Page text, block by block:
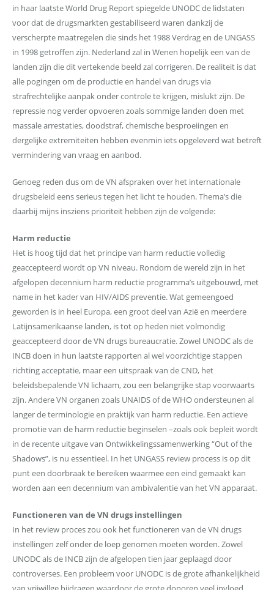
in haar laatste World Drug Report spiegelde UNODC de lidstaten
voor dat de drugsmarkten gestabiliseerd waren dankzij de
verscherpte maatregelen die sinds het 1988 Verdrag en de UNGASS
in 1998 getroffen zijn. Nederland zal in Wenen hopelijk een van de
landen zijn die dit vertekende beeld zal corrigeren. De realiteit is dat
alle pogingen om de productie en handel van drugs via
strafrechtelijke aanpak onder controle te krijgen, mislukt zijn. De
repressie nog verder opvoeren zoals sommige landen doen met
massale arrestaties, doodstraf, chemische besproeiingen en
dergelijke extremiteiten hebben evenmin iets opgeleverd wat betreft
vermindering van vraag en aanbod.
Genoeg reden dus om de VN afspraken over het internationale
drugsbeleid eens serieus tegen het licht te houden. Thema’s die
daarbij mijns insziens prioriteit hebben zijn de volgende:
Harm reductie
Het is hoog tijd dat het principe van harm reductie volledig
geaccepteerd wordt op VN niveau. Rondom de wereld zijn in het
afgelopen decennium harm reductie programma’s uitgebouwd, met
name in het kader van HIV/AIDS preventie. Wat gemeengoed
geworden is in heel Europa, een groot deel van Azië en meerdere
Latijnsamerikaanse landen, is tot op heden niet volmondig
geaccepteerd door de VN drugs bureaucratie. Zowel UNODC als de
INCB doen in hun laatste rapporten al wel voorzichtige stappen
richting acceptatie, maar een uitspraak van de CND, het
beleidsbepalende VN lichaam, zou een belangrijke stap voorwaarts
zijn. Andere VN organen zoals UNAIDS of de WHO ondersteunen al
langer de terminologie en praktijk van harm reductie. Een actieve
promotie van de harm reductie beginselen –zoals ook bepleit wordt
in de recente uitgave van Ontwikkelingssamenwerking “Out of the
Shadows”, is nu essentieel. In het UNGASS review process is op dit
punt een doorbraak te bereiken waarmee een eind gemaakt kan
worden aan een decennium van ambivalentie van het VN apparaat.
Functioneren van de VN drugs instellingen
In het review proces zou ook het functioneren van de VN drugs
instellingen zelf onder de loep genomen moeten worden. Zowel
UNODC als de INCB zijn de afgelopen tien jaar geplaagd door
controverses. Een probleem voor UNODC is de grote afhankelijkheid